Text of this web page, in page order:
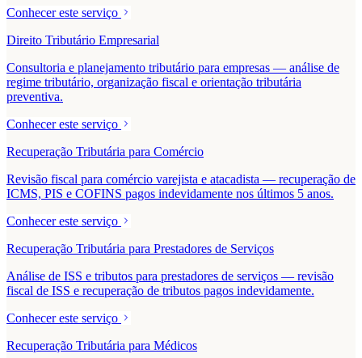
Conhecer este serviço
Direito Tributário Empresarial
Consultoria e planejamento tributário para empresas — análise de
regime tributário, organização fiscal e orientação tributária
preventiva.
Conhecer este serviço
Recuperação Tributária para Comércio
Revisão fiscal para comércio varejista e atacadista — recuperação de
ICMS, PIS e COFINS pagos indevidamente nos últimos 5 anos.
Conhecer este serviço
Recuperação Tributária para Prestadores de Serviços
Análise de ISS e tributos para prestadores de serviços — revisão
fiscal de ISS e recuperação de tributos pagos indevidamente.
Conhecer este serviço
Recuperação Tributária para Médicos